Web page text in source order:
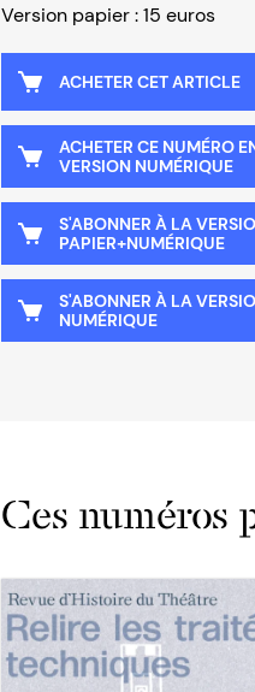
Version papier : 15 euros
ACHETER CET ARTICLE
ACHETER CE NUMÉRO
VERSION NUMÉRIQUE
S'ABONNER À LA
PAPIER+NUMÉRIQUE
S'ABONNER À LA
NUMÉRIQUE
Ces numéros